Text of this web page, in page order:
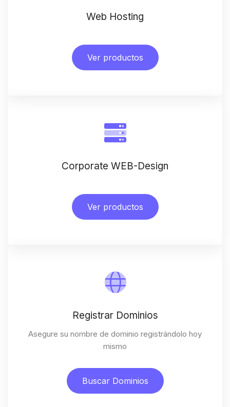
Web Hosting
Ver productos
Corporate WEB-Design
Ver productos
Registrar Dominios
Asegure su nombre de dominio registrándolo hoy
mismo
Buscar Dominios